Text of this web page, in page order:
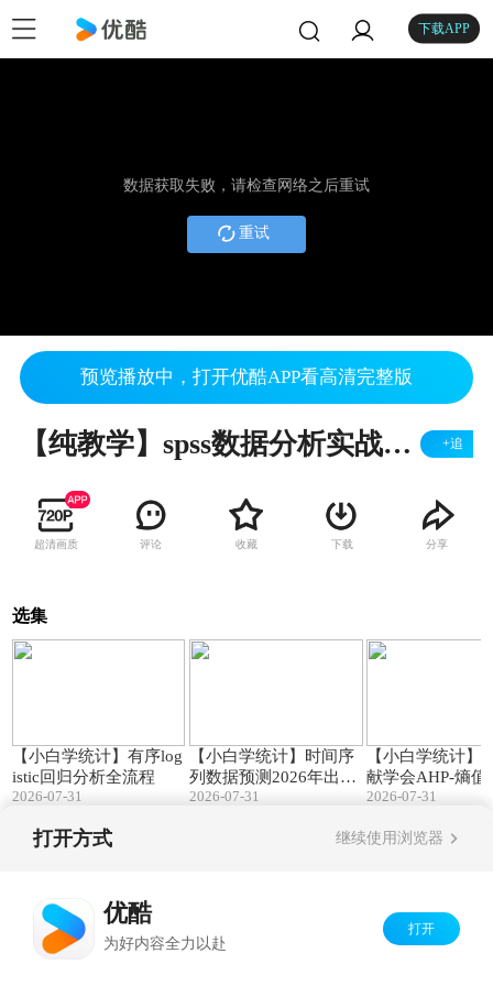
下载APP
数据获取失败，请检查网络之后重试
重试
预览播放中，打开优酷APP看高清完整版
【纯教学】spss数据分析实战系列之相关分析-SPSSAU实现 +追
超清画质 评论 收藏 下载 分享
选集
【小白学统计】有序log
istic回归分析全流程
2026-07-31
【小白学统计】时间序
列数据预测2026年出生
人口为710万到723万
2026-07-31
【小白学统计】
献学会AHP-熵值
指标体系构建
2026-07-31
打开方式 继续使用浏览器
优酷
为好内容全力以赴
打开